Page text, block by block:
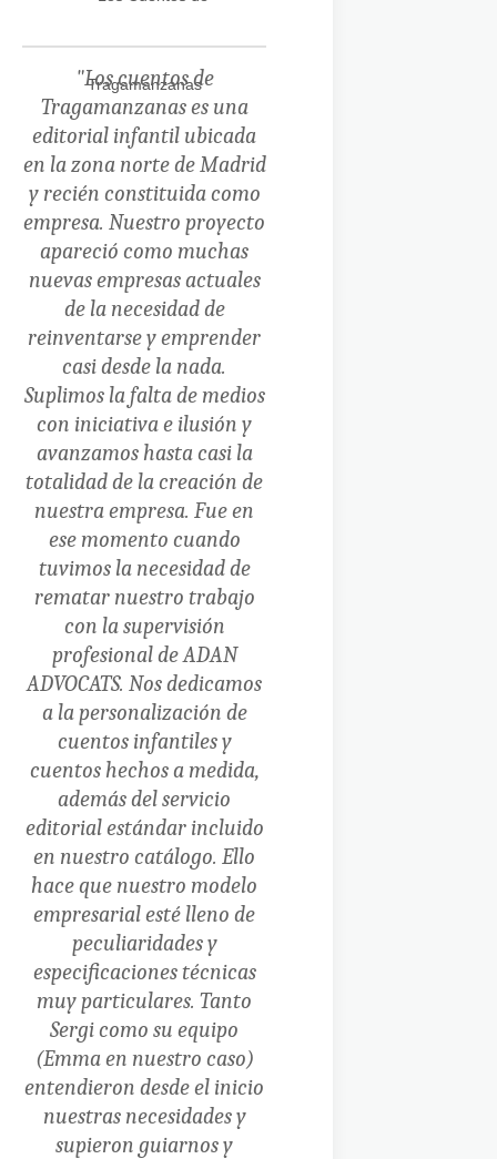
"Los cuentos de
Tragamanzanas es una
editorial infantil ubicada
en la zona norte de Madrid
y recién constituida como
empresa. Nuestro proyecto
apareció como muchas
nuevas empresas actuales
de la necesidad de
reinventarse y emprender
casi desde la nada.
Suplimos la falta de medios
con iniciativa e ilusión y
avanzamos hasta casi la
totalidad de la creación de
nuestra empresa. Fue en
ese momento cuando
tuvimos la necesidad de
rematar nuestro trabajo
con la supervisión
profesional de ADAN
ADVOCATS. Nos dedicamos
a la personalización de
cuentos infantiles y
cuentos hechos a medida,
además del servicio
editorial estándar incluido
en nuestro catálogo. Ello
hace que nuestro modelo
empresarial esté lleno de
peculiaridades y
especificaciones técnicas
muy particulares. Tanto
Sergi como su equipo
(Emma en nuestro caso)
entendieron desde el inicio
nuestras necesidades y
supieron guiarnos y